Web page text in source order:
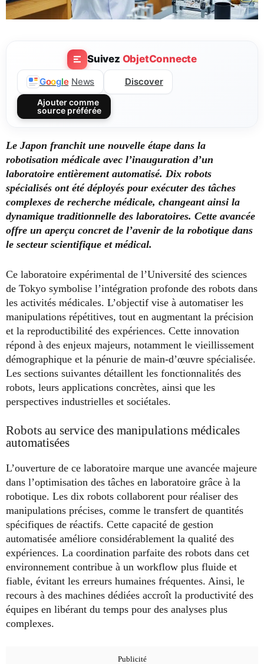
Suivez ObjetConnecte
Google News Discover
Ajouter comme
source préférée
Le Japon franchit une nouvelle étape dans la
robotisation médicale avec l’inauguration d’un
laboratoire entièrement automatisé. Dix robots
spécialisés ont été déployés pour exécuter des tâches
complexes de recherche médicale, changeant ainsi la
dynamique traditionnelle des laboratoires. Cette avancée
offre un aperçu concret de l’avenir de la robotique dans
le secteur scientifique et médical.
Ce laboratoire expérimental de l’Université des sciences
de Tokyo symbolise l’intégration profonde des robots dans
les activités médicales. L’objectif vise à automatiser les
manipulations répétitives, tout en augmentant la précision
et la reproductibilité des expériences. Cette innovation
répond à des enjeux majeurs, notamment le vieillissement
démographique et la pénurie de main-d’œuvre spécialisée.
Les sections suivantes détaillent les fonctionnalités des
robots, leurs applications concrètes, ainsi que les
perspectives industrielles et sociétales.
Robots au service des manipulations médicales
automatisées
L’ouverture de ce laboratoire marque une avancée majeure
dans l’optimisation des tâches en laboratoire grâce à la
robotique. Les dix robots collaborent pour réaliser des
manipulations précises, comme le transfert de quantités
spécifiques de réactifs. Cette capacité de gestion
automatisée améliore considérablement la qualité des
expériences. La coordination parfaite des robots dans cet
environnement contribue à un workflow plus fluide et
fiable, évitant les erreurs humaines fréquentes. Ainsi, le
recours à des machines dédiées accroît la productivité des
équipes en libérant du temps pour des analyses plus
complexes.